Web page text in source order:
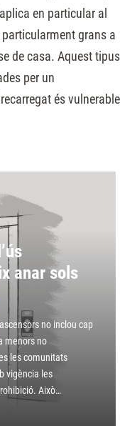
en particular al
grans a
de casa. Aquest tipus
per un
és vulnerable
anar sols
no inclou cap
menors no
les comunitats
vigència les
Això…